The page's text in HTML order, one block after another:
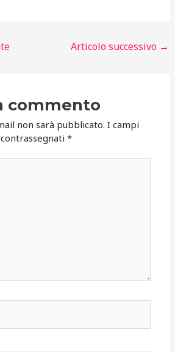
Articolo successivo →
commento
non sarà pubblicato. I campi
*